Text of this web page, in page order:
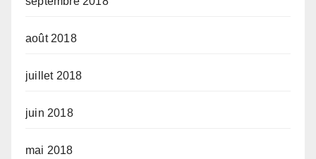
août 2018
juillet 2018
juin 2018
mai 2018